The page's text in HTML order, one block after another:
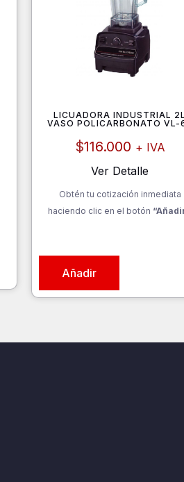
LICUADORA INDUSTRIAL 2L
VASO POLICARBONATO VL-
$116.000 + IVA
Ver Detalle
Obtén tu cotización inmediata
haciendo clic en el botón
Añadir